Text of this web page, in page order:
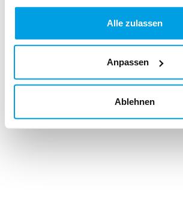
Alle zulassen
Anpassen
Ablehnen